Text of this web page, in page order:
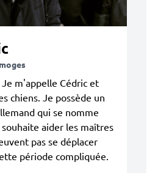
Je m'appelle Cédric et
chiens. Je possède un
qui se nomme
souhaite aider les maîtres
pas se déplacer
période compliquée.